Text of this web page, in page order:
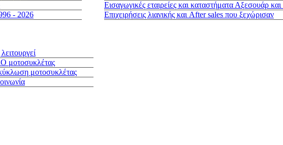
- 2026
Εισαγωγικές εταιρείες και καταστήματα Αξεσουάρ
Επιχειρήσεις λιανικής και After sales που ξεχώρισαν
μοτοσυκλέτας
μοτοσυκλέτας